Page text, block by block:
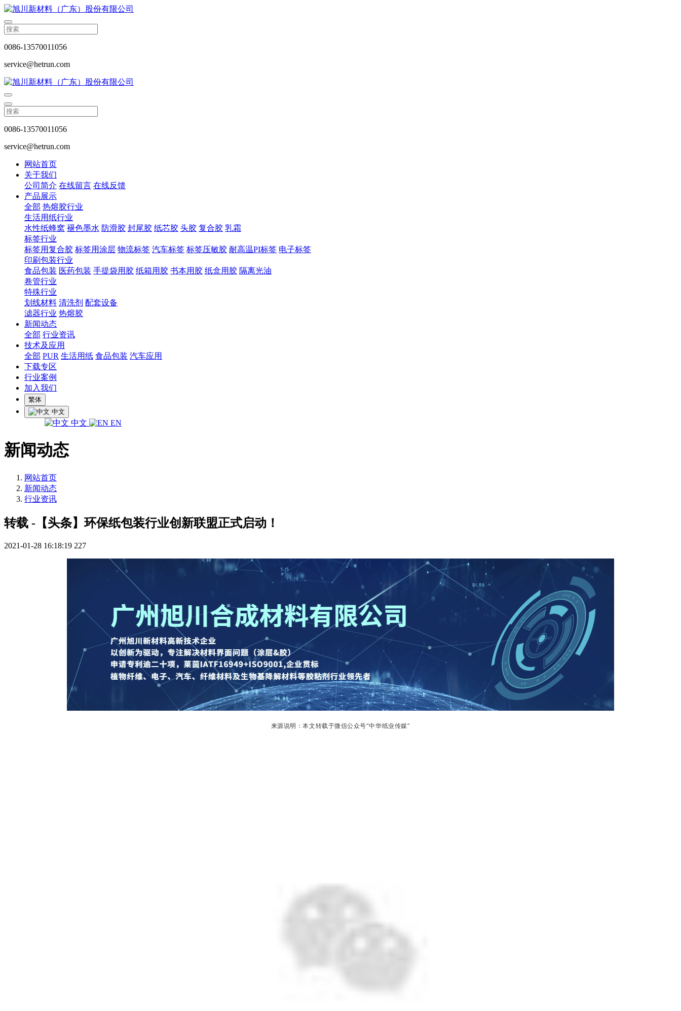
0086-13570011056
service@hetrun.com
0086-13570011056
service@hetrun.com
网站首页
关于我们
公司简介 在线留言 在线反馈
产品展示
全部 热熔胶行业
生活用纸行业
水性纸蜂窝 褪色墨水 防滑胶 封尾胶 纸芯胶 头胶 复合胶 乳霜
标签行业
标签用复合胶 标签用涂层 物流标签 汽车标签 标签压敏胶 耐高温PI标签 电子标签
印刷包装行业
食品包装 医药包装 手提袋用胶 纸箱用胶 书本用胶 纸盒用胶 隔离光油
卷管行业
特殊行业
划线材料 清洗剂 配套设备
滤器行业 热熔胶
新闻动态
全部 行业资讯
技术及应用
全部 PUR 生活用纸 食品包装 汽车应用
下载专区
行业案例
加入我们
繁体
中文
中文 EN
新闻动态
网站首页
新闻动态
行业资讯
转载 -【头条】环保纸包装行业创新联盟正式启动！
2021-01-28 16:18:19 227
来源说明：本文转载于微信公众号“中华纸业传媒”